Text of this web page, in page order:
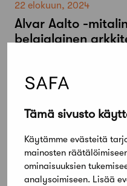
Tämä sivusto
Käytämme evästeitä
mainosten
ominaisuuksien
analysoimiseen. Lisää
22 elokuun, 2024
Alvar Aalto -
belgialainen